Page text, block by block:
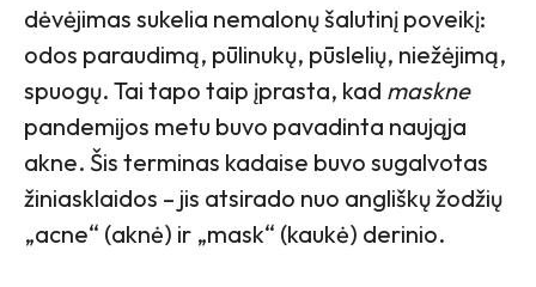
dėvėjimas sukelia nemalonų šalutinį poveikį:
odos paraudimą, pūlinukų, pūslelių, niežėjimą,
spuogų. Tai tapo taip įprasta, kad maskne
pandemijos metu buvo pavadinta naująja
akne. Šis terminas kadaise buvo sugalvotas
žiniasklaidos – jis atsirado nuo angliškų žodžių
„acne“ (aknė) ir „mask“ (kaukė) derinio.